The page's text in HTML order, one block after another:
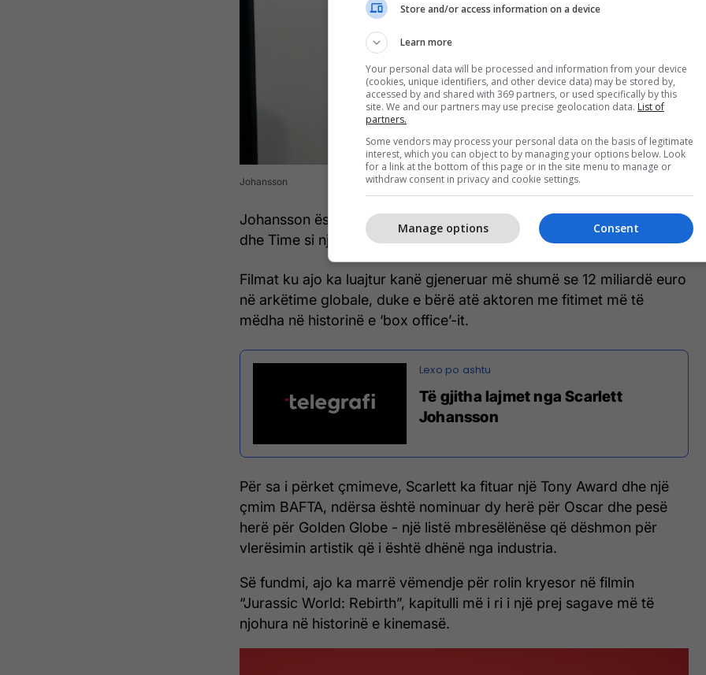
Scarlett
Johansson
Johansson është shfaqur gjithashtu në listat prestigjioze të Forbes
dhe Time si një nga personazhet publikë më me ndikim në botë.
Filmat ku ajo ka luajtur kanë gjeneruar më shumë se 12 miliardë euro
në arkëtime globale, duke e bërë atë aktoren me fitimet më të
mëdha në historinë e ‘box office’-it.
Të gjitha lajmet nga Scarlett
Johansson
Për sa i përket çmimeve, Scarlett ka fituar një Tony Award dhe një
çmim BAFTA, ndërsa është nominuar dy herë për Oscar dhe pesë
herë për Golden Globe - një listë mbresëlënëse që dëshmon për
vlerësimin artistik që i është dhënë nga industria.
Së fundmi, ajo ka marrë vëmendje për rolin kryesor në filmin
“Jurassic World: Rebirth”, kapitulli më i ri i një prej sagave më të
njohura në historinë e kinemasë.
Store and/or access information on a device
Learn more
Your personal data will be processed and information from your device
(cookies, unique identifiers, and other device data) may be stored by,
accessed by and shared with 369 partners, or used specifically by this
site. We and our partners may use precise geolocation data. List of
partners.
Some vendors may process your personal data on the basis of legitimate
interest, which you can object to by managing your options below. Look
for a link at the bottom of this page or in the site menu to manage or
withdraw consent in privacy and cookie settings.
Consent
Manage options